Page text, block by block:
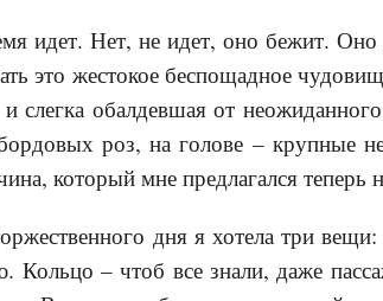
идет. Нет, не идет, оно бежит. Оно
это жестокое беспощадное
слегка обалдевшая от
роз, на голове – крупные
который мне предлагался теперь
дня я хотела три
Кольцо – чтоб все знали, даже